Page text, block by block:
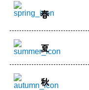
春
夏
秋